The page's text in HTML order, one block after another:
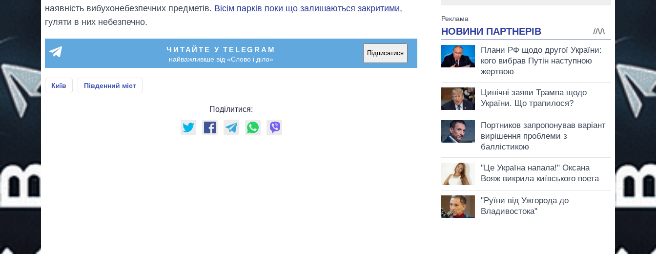
наявність вибухонебезпечних предметів. Вісім парків поки що залишаються закритими,
гуляти в них небезпечно.
ЧИТАЙТЕ У TELEGRAM
найважливіше від «Слово і діло»
Підписатися
Київ Південний міст
Поділитися: